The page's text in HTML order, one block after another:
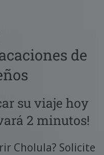
de
su viaje hoy
2 minutos!
Cholula? Solicite